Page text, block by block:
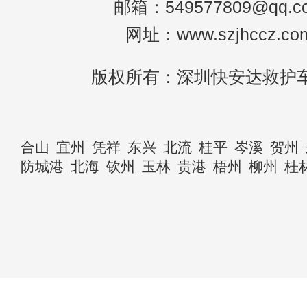
邮箱：
网址：
版权所有：深圳快安达救护
合山 宜州 凭祥 东兴 北流 桂平 岑溪 贺州
防城港 北海 钦州 玉林 贵港 梧州 柳州 桂